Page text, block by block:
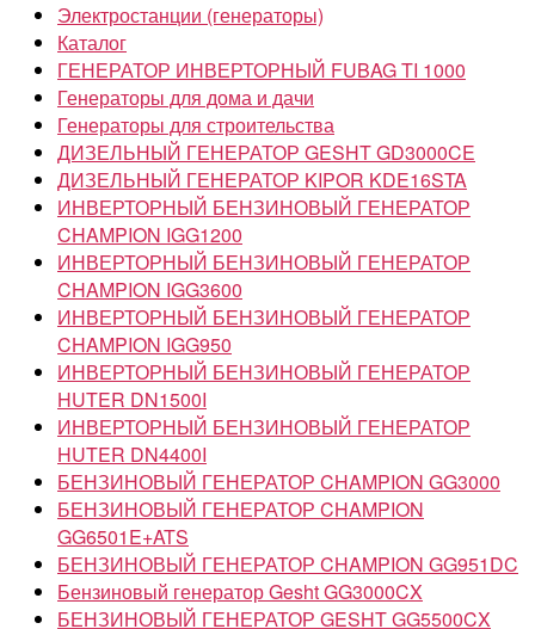
Электростанции (генераторы)
Каталог
ГЕНЕРАТОР ИНВЕРТОРНЫЙ FUBAG TI 1000
Генераторы для дома и дачи
Генераторы для строительства
ДИЗЕЛЬНЫЙ ГЕНЕРАТОР GESHT GD3000CE
ДИЗЕЛЬНЫЙ ГЕНЕРАТОР KIPOR KDE16STA
ИНВЕРТОРНЫЙ БЕНЗИНОВЫЙ ГЕНЕРАТОР
CHAMPION IGG1200
ИНВЕРТОРНЫЙ БЕНЗИНОВЫЙ ГЕНЕРАТОР
CHAMPION IGG3600
ИНВЕРТОРНЫЙ БЕНЗИНОВЫЙ ГЕНЕРАТОР
CHAMPION IGG950
ИНВЕРТОРНЫЙ БЕНЗИНОВЫЙ ГЕНЕРАТОР
HUTER DN1500I
ИНВЕРТОРНЫЙ БЕНЗИНОВЫЙ ГЕНЕРАТОР
HUTER DN4400I
БЕНЗИНОВЫЙ ГЕНЕРАТОР CHAMPION GG3000
БЕНЗИНОВЫЙ ГЕНЕРАТОР CHAMPION
GG6501E+ATS
БЕНЗИНОВЫЙ ГЕНЕРАТОР CHAMPION GG951DC
Бензиновый генератор Gesht GG3000CX
БЕНЗИНОВЫЙ ГЕНЕРАТОР GESHT GG5500CX